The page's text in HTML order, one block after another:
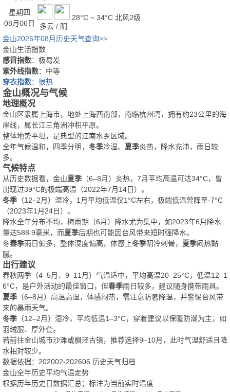
星期四
08月06日
多云 / 阴
28°C ~ 34°C 北风2级
金山2026年08月历史天气查询>>
金山生活指数
感冒指数：极易发
紫外线指数：中等
穿衣指数：很热
金山概况与气候
地理概况
金山区隶属上海市，地处上海西南部，南临杭州湾，拥有约23公里的海
岸线，属长江三角洲冲积平原。
整体地势平坦，是典型的江南水乡区域。
全年气候温和，四季分明， 冬季冷湿、 夏季炎热，降水充沛，雨日较
多。
气候特点
从历史数据看，金山夏季 （6–8月）炎热，7月平均高温可达34°C，曾
出现过39°C的极端高温（2022年7月14日）。
冬季 （12–2月）湿冷，1月平均低温仅1°C左右，极端低温曾降至-7°C
（2023年1月24日）。
降水全年分布不均，梅雨期（6月）降水尤为集中，如2023年6月降水
量达588.9毫米，而夏季后期也可能因台风带来短时强降水。
冬春季雨日偏多，整体湿度偏高，体感上冬季阴冷刺骨， 夏季闷热黏
腻。
出行建议
春秋两季（4–5月、9–11月）气温适中，平均高温20–25°C，低温12–1
6°C，是户外活动的最佳窗口，但春季雨日较多，建议随身携带雨具。
夏季 （6–8月）高温高湿，体感闷热，需注意防暑降温，并警惕台风带
来的暴雨天气。
冬季 （12–2月）湿冷，平均低温1–3°C，穿着建议以保暖防潮为主，如
羽绒服、厚外套。
若前往金山城市沙滩或枫泾古镇，推荐选择9–10月，此时气温舒适且降
水相对较少。
数据依据：202002-202606 历史天气归档
金山全年历史平均气温走势
根据历年历史日数据汇总；标注为当前实时温度